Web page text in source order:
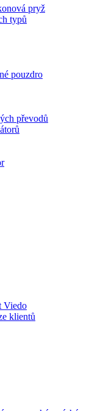
pryž
typů
pouzdro
převodů
Viedo
klientů